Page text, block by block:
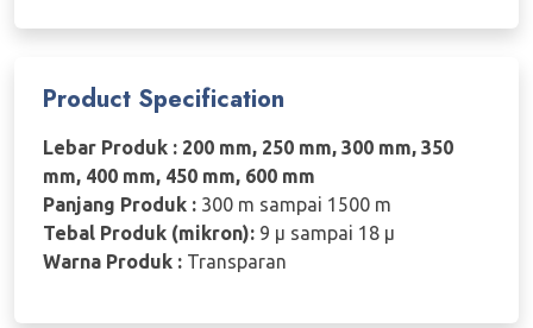
Product Specification
Lebar Produk : 200 mm, 250 mm, 300 mm, 350
mm, 400 mm, 450 mm, 600 mm
Panjang Produk : 300 m sampai 1500 m
Tebal Produk (mikron): 9 µ sampai 18 µ
Warna Produk : Transparan